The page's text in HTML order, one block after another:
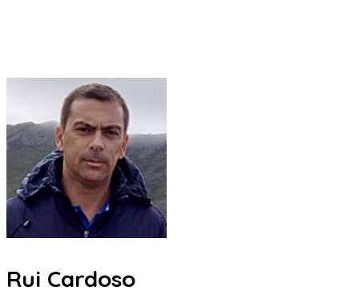
Rui Cardoso